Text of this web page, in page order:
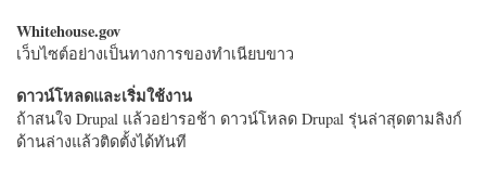
Whitehouse.gov
เว็บไซต์อย่างเป็นทางการของทำเนียบขาว
ดาวน์โหลดและเริ่มใช้งาน
ถ้าสนใจ Drupal แล้วอย่ารอช้า ดาวน์โหลด Drupal รุ่นล่าสุดตามลิงก์
ด้านล่างแล้วติดตั้งได้ทันที